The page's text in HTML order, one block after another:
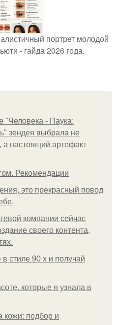
портрет молодой
- гайда 2026 года.
"Человека - Паука:
зендея выбрала не
а настоящий артефакт
Рекомендации
это прекрасный повод
компании сейчас
своего контента,
стиле 90 х и получай
которые я узнала в
кожи: подбор и